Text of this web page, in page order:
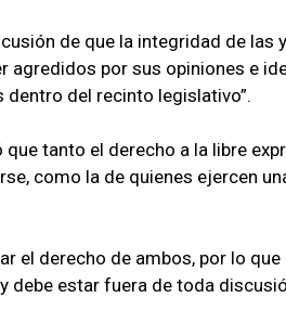
de que la integridad de
agredidos por sus opiniones e
dentro del recinto legislativo”.
tanto el derecho a la libre
como la de quienes ejercen
el derecho de ambos, por lo
debe estar fuera de toda